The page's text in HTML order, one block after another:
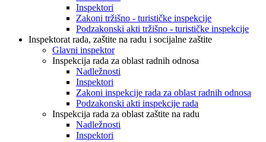
Inspektori
Zakoni tržišno - turističke inspekcije
Podzakonski akti tržišno - turističke inspekcije
Inspektorat rada, zaštite na radu i socijalne zaštite
Glavni inspektor
Inspekcija rada za oblast radnih odnosa
Nadležnosti
Inspektori
Zakoni inspekcije rada za oblast radnih odnosa
Podzakonski akti inspekcije rada
Inspekcija rada za oblast zaštite na radu
Nadležnosti
Inspektori